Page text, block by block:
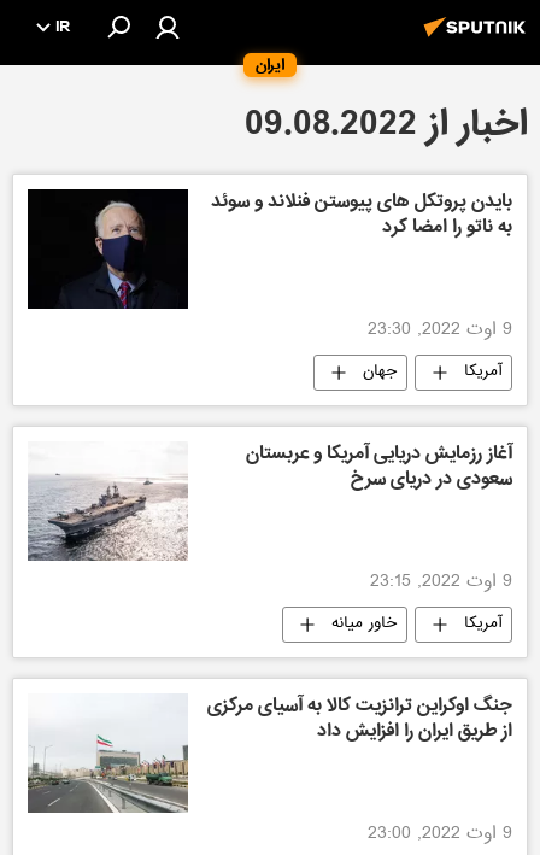
ایران
IR
اخبار از 09.08.2022
بایدن پروتکل های پیوستن فنلاند و سوئد
به ناتو را امضا کرد
9 اوت 2022, 23:30
آمریکا جهان
آغاز رزمایش دریایی آمریکا و عربستان
سعودی در دریای سرخ
9 اوت 2022, 23:15
آمریکا خاور میانه
جنگ اوکراین ترانزیت کالا به آسیای مرکزی
از طریق ایران را افزایش داد
9 اوت 2022, 23:00